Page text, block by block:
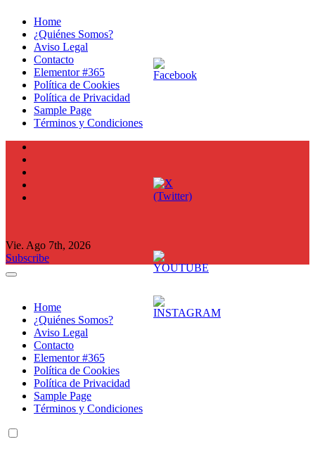
contenido
Home
¿Quiénes Somos?
Aviso Legal
Contacto
Elementor #365
Política de Cookies
Política de Privacidad
Sample Page
Términos y Condiciones
Vie. Ago 7th, 2026
Subscribe
Home
¿Quiénes Somos?
Aviso Legal
Contacto
Elementor #365
Política de Cookies
Política de Privacidad
Sample Page
Términos y Condiciones